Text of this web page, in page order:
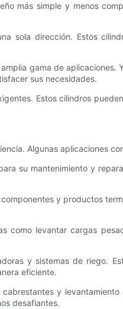
más simple y menos
sola dirección. Estos
gama de aplicaciones.
sus necesidades.
Estos cilindros
Algunas aplicaciones
su mantenimiento y
y productos
como levantar cargas
y sistemas de riego.
eficiente.
y
desafiantes.